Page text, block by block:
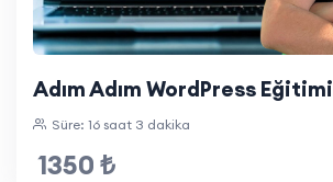
Adım Adım WordPress Eğitimi
Süre: 16 saat 3 dakika
1350 ₺